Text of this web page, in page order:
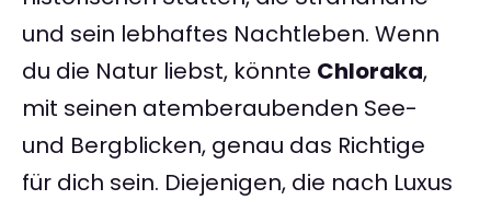
und sein lebhaftes Nachtleben. Wenn
du die Natur liebst, könnte Chloraka,
mit seinen atemberaubenden See-
und Bergblicken, genau das Richtige
für dich sein. Diejenigen, die nach Luxus